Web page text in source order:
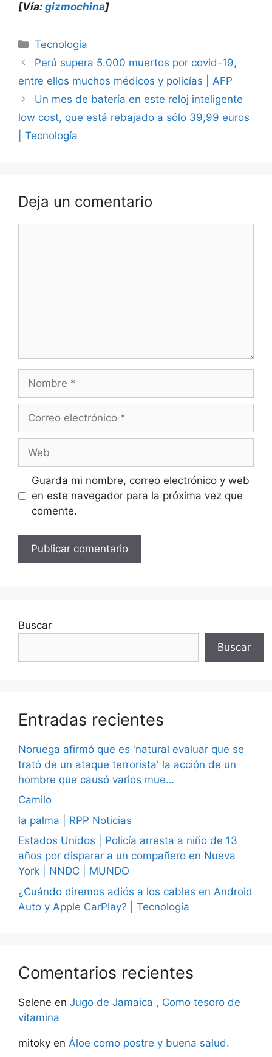
[Vía: gizmochina]
Categorías
Tecnología
Perú supera 5.000 muertos por covid-19,
entre ellos muchos médicos y policías | AFP
Un mes de batería en este reloj inteligente
low cost, que está rebajado a sólo 39,99 euros
| Tecnología
Deja un comentario
Nombre
Correo
Web
Guarda mi nombre, correo electrónico y web
en este navegador para la próxima vez que
comente.
Buscar
Buscar
Entradas recientes
Noruega afirmó que es 'natural evaluar que se
trató de un ataque terrorista' la acción de un
hombre que causó varios mue…
Camilo
la palma | RPP Noticias
Estados Unidos | Policía arresta a niño de 13
años por disparar a un compañero en Nueva
York | NNDC | MUNDO
¿Cuándo diremos adiós a los cables en Android
Auto y Apple CarPlay? | Tecnología
Comentarios recientes
Selene en Jugo de Jamaica , Como tesoro de
vitamina
mitoky en Áloe como postre y buena salud.